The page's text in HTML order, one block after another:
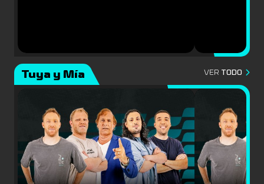
Tuya y Mía VER TODO